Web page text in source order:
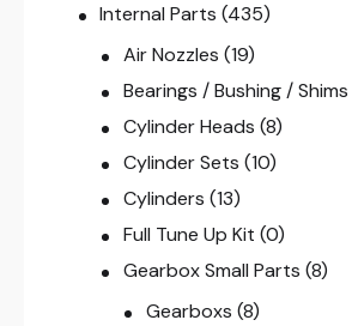
Internal Parts (435)
Air Nozzles (19)
Bearings / Bushing / Shims
Cylinder Heads (8)
Cylinder Sets (10)
Cylinders (13)
Full Tune Up Kit (0)
Gearbox Small Parts (8)
Gearboxs (8)